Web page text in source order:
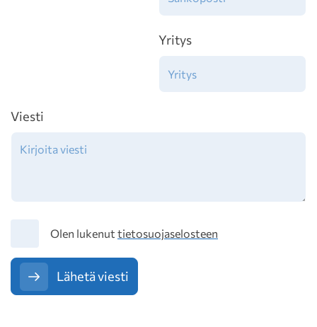
Yritys
Viesti
TietosuojaOlen lukenut tietosuojaselosteen
Lähetä viesti